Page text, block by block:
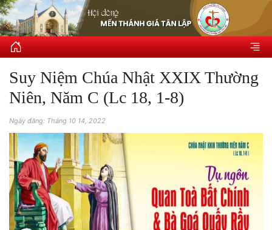
Suy Niệm Chúa Nhật XXIX Thường
Niên, Năm C (Lc 18, 1-8)
Ngày đăng: Tháng 10 14, 2022